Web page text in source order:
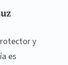
y
es